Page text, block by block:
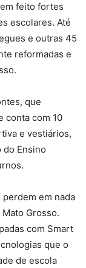
feito fortes
escolares. Até
e outras 45
reformadas e
que
conta com 10
e vestiários,
do Ensino
em nada
Grosso.
com Smart
que o
de escola